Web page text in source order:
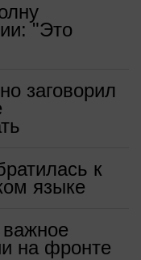
"Это
заговорил
к
языке
на фронте